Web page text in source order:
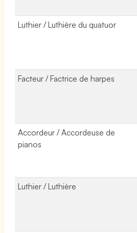
Luthier / Luthière du quatuor
Facteur / Factrice de harpes
Accordeur / Accordeuse de
pianos
Luthier / Luthière